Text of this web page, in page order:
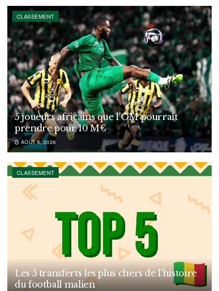
CLASSEMENT
5 joueurs africains que l’OM pourrait
prendre pour 10 M€
AOÛT 5, 2026
CLASSEMENT
Les 5 transferts les plus chers de l’histoire
du football malien